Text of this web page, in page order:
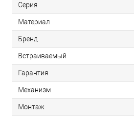
Серия
Материал
Бренд
Встраиваемый
Гарантия
Механизм
Монтаж